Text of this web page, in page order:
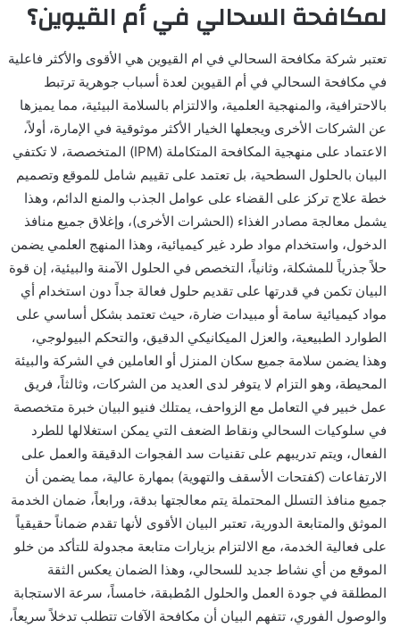
لمكافحة السحالي في أم القيوين؟
تعتبر شركة مكافحة السحالي في ام القيوين هي الأقوى والأكثر فاعلية
في مكافحة السحالي في أم القيوين لعدة أسباب جوهرية ترتبط
بالاحترافية، والمنهجية العلمية، والالتزام بالسلامة البيئية، مما يميزها
عن الشركات الأخرى ويجعلها الخيار الأكثر موثوقية في الإمارة، أولاً،
الاعتماد على منهجية المكافحة المتكاملة (IPM) المتخصصة، لا تكتفي
البيان بالحلول السطحية، بل تعتمد على تقييم شامل للموقع وتصميم
خطة علاج تركز على القضاء على عوامل الجذب والمنع الدائم، وهذا
يشمل معالجة مصادر الغذاء (الحشرات الأخرى)، وإغلاق جميع منافذ
الدخول، واستخدام مواد طرد غير كيميائية، وهذا المنهج العلمي يضمن
حلاً جذرياً للمشكلة، وثانياً، التخصص في الحلول الآمنة والبيئية، إن قوة
البيان تكمن في قدرتها على تقديم حلول فعالة جداً دون استخدام أي
مواد كيميائية سامة أو مبيدات ضارة، حيث تعتمد بشكل أساسي على
الطوارد الطبيعية، والعزل الميكانيكي الدقيق، والتحكم البيولوجي،
وهذا يضمن سلامة جميع سكان المنزل أو العاملين في الشركة والبيئة
المحيطة، وهو التزام لا يتوفر لدى العديد من الشركات، وثالثاً، فريق
عمل خبير في التعامل مع الزواحف، يمتلك فنيو البيان خبرة متخصصة
في سلوكيات السحالي ونقاط الضعف التي يمكن استغلالها للطرد
الفعال، ويتم تدريبهم على تقنيات سد الفجوات الدقيقة والعمل على
الارتفاعات (كفتحات الأسقف والتهوية) بمهارة عالية، مما يضمن أن
جميع منافذ التسلل المحتملة يتم معالجتها بدقة، ورابعاً، ضمان الخدمة
الموثق والمتابعة الدورية، تعتبر البيان الأقوى لأنها تقدم ضماناً حقيقياً
على فعالية الخدمة، مع الالتزام بزيارات متابعة مجدولة للتأكد من خلو
الموقع من أي نشاط جديد للسحالي، وهذا الضمان يعكس الثقة
المطلقة في جودة العمل والحلول المُطبقة، خامساً، سرعة الاستجابة
والوصول الفوري، تتفهم البيان أن مكافحة الآفات تتطلب تدخلاً سريعاً،